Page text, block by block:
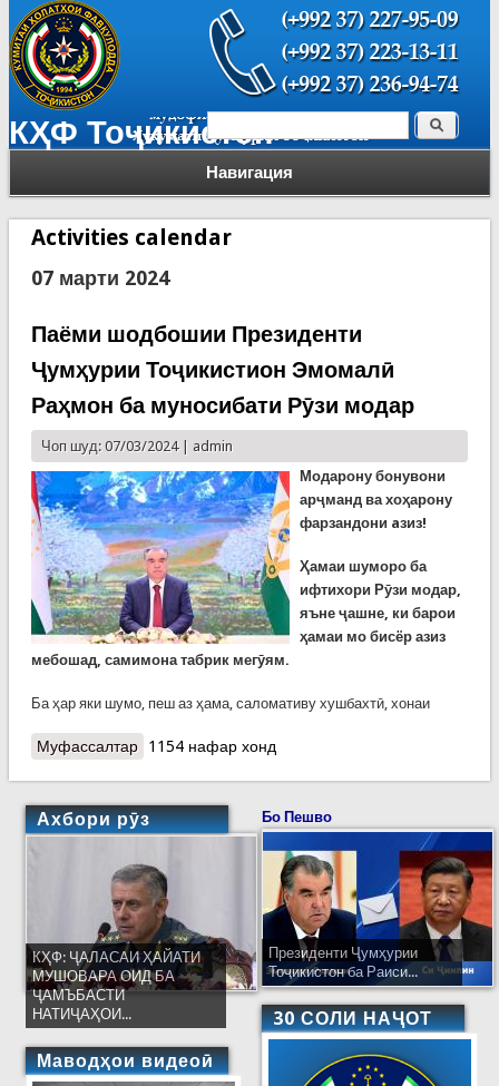
КҲФ Тоҷикистон
Навигация
Форма поиска Поиск
Activities calendar
07 марти 2024
Паёми шодбошии Президенти
Ҷумҳурии Тоҷикистион Эмомалӣ
Раҳмон ба муносибати Рӯзи модар
Чоп шуд: 07/03/2024 | admin
Модарону бонувони
арҷманд ва хоҳарону
фарзандони aзиз!
Ҳамаи шуморо ба
ифтихори Рӯзи модар,
яъне ҷашне, ки барои
ҳамаи мо бисёр азиз
мебошад, самимона табрик мегӯям.
Ба ҳар яки шумо, пеш аз ҳама, саломативу хушбахтӣ, хонаи
Муфассалтаро Паёми шодбошии Президенти Ҷумҳурии
1154 нафар хонд
Ахбори рӯз
КҲФ: ҶАЛАСАИ ҲАЙАТИ
МУШОВАРА ОИД БА
ҶАМЪБАСТИ
НАТИҶАҲОИ...
Маводҳои видеоӣ
Бо Пешво
Президенти Ҷумҳурии
Тоҷикистон ба Раиси...
30 СОЛИ НАҶОТ